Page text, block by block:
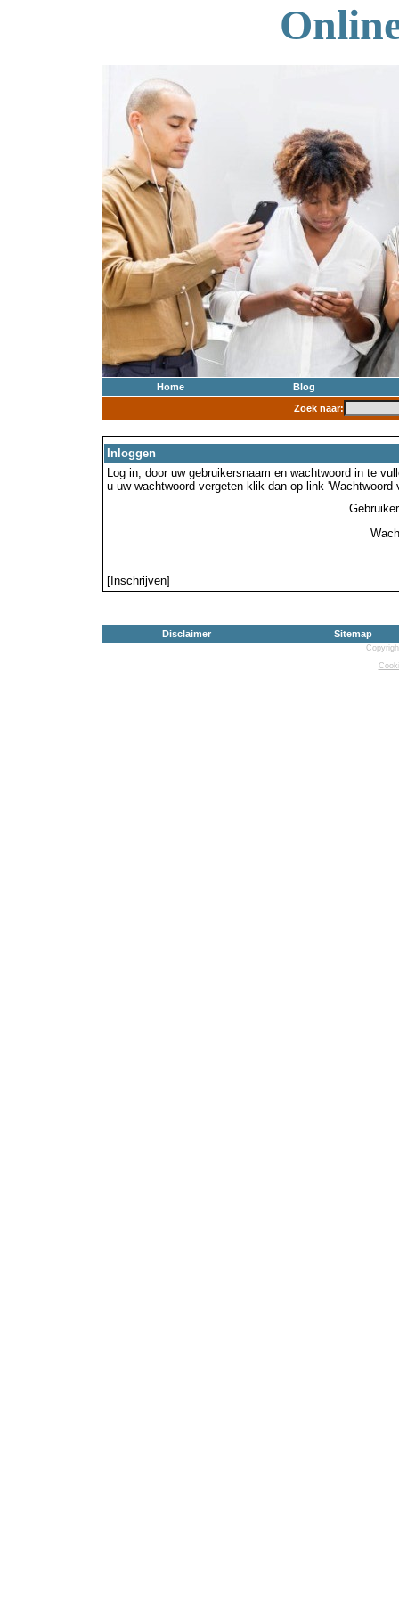
Home
Blog
Zoek naar:
Inloggen
Log in, door uw gebruikersnaam en wachtwoord in te
u uw wachtwoord vergeten klik dan op link 'Wachtwoord
[Inschrijven]
Disclaimer Sitemap